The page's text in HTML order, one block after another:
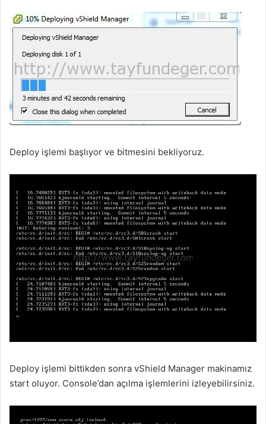
Deploy işlemi başlıyor ve bitmesini bekliyoruz.
Deploy işlemi bittikden sonra vShield Manager makinamız
start oluyor. Console’dan açılma işlemlerini izleyebilirsiniz.